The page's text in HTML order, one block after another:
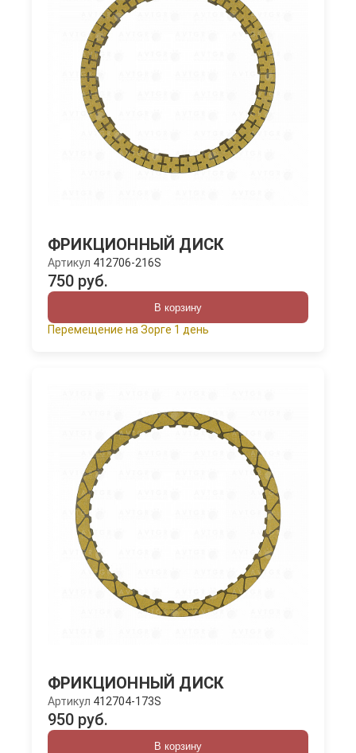
ФРИКЦИОННЫЙ ДИСК
Артикул 412706-216S
750 руб.
В корзину
Перемещение на Зорге 1 день
ФРИКЦИОННЫЙ ДИСК
Артикул 412704-173S
950 руб.
В корзину